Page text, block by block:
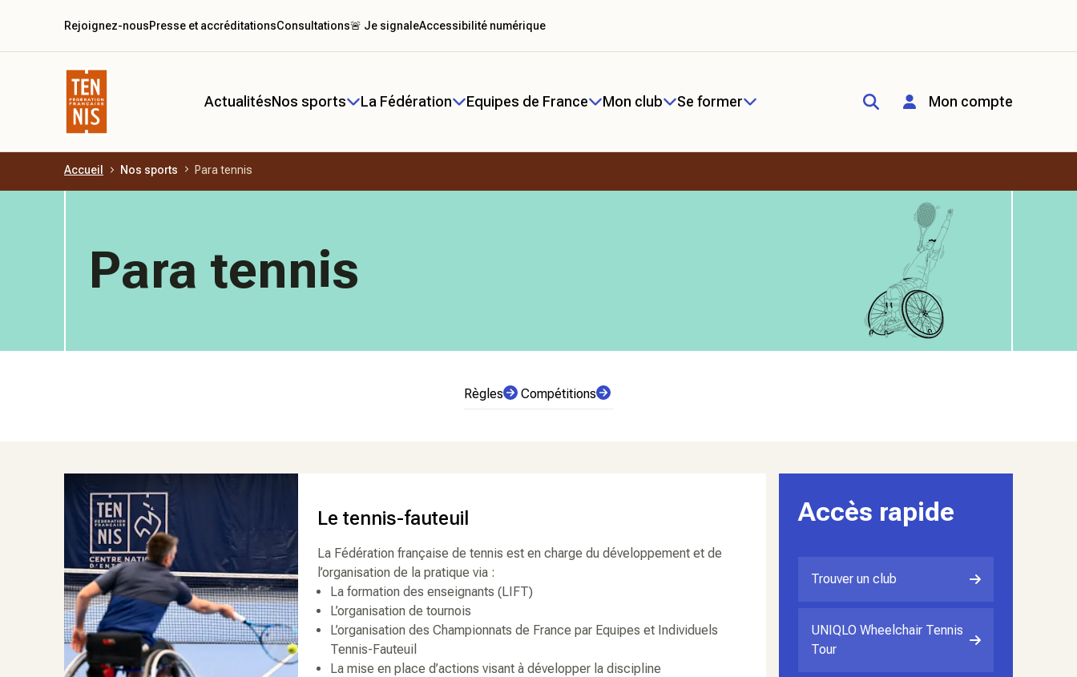
Aller au contenu principal
ActualitésNos sports La Fédération Equipes de France Mon club Se former Mon compte
Rejoignez-nousPresse et accréditationsConsultations🚨 Je signaleAccessibilité numérique
Accueil Nos sports Para tennis
Para tennis
Règles Compétitions
Le tennis-fauteuil
La Fédération française de tennis est en charge du développement et de
l’organisation de la pratique via :
La formation des enseignants (LIFT)
L’organisation de tournois
L’organisation des Championnats de France par Equipes et Individuels
Tennis-Fauteuil
La mise en place d’actions visant à développer la discipline
Accès rapide
Trouver un club
UNIQLO Wheelchair Tennis
Tour